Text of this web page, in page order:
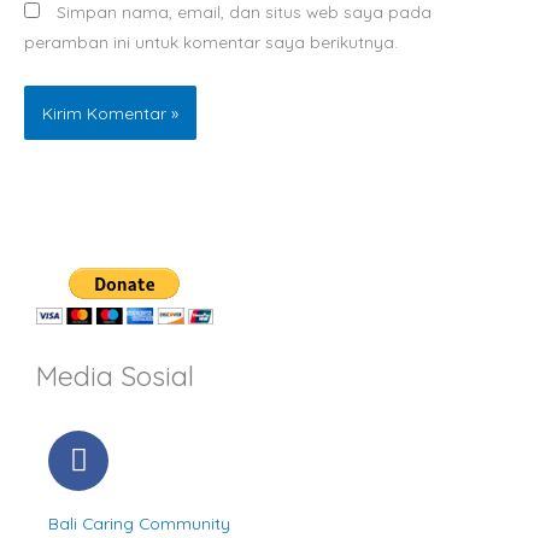
Simpan nama, email, dan situs web saya pada
peramban ini untuk komentar saya berikutnya.
Media Sosial
F
a
Bali Caring Community